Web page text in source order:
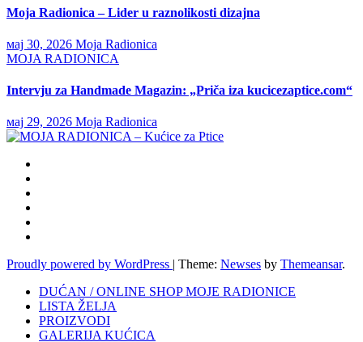
Moja Radionica – Lider u raznolikosti dizajna
мај 30, 2026 Moja Radionica
MOJA RADIONICA
Intervju za Handmade Magazin: „Priča iza kucicezaptice.com“
мај 29, 2026 Moja Radionica
Proudly powered by WordPress | Theme: Newses by Themeansar.
DUĆAN / ONLINE SHOP MOJE RADIONICE
LISTA ŽELJA
PROIZVODI
GALERIJA KUĆICA